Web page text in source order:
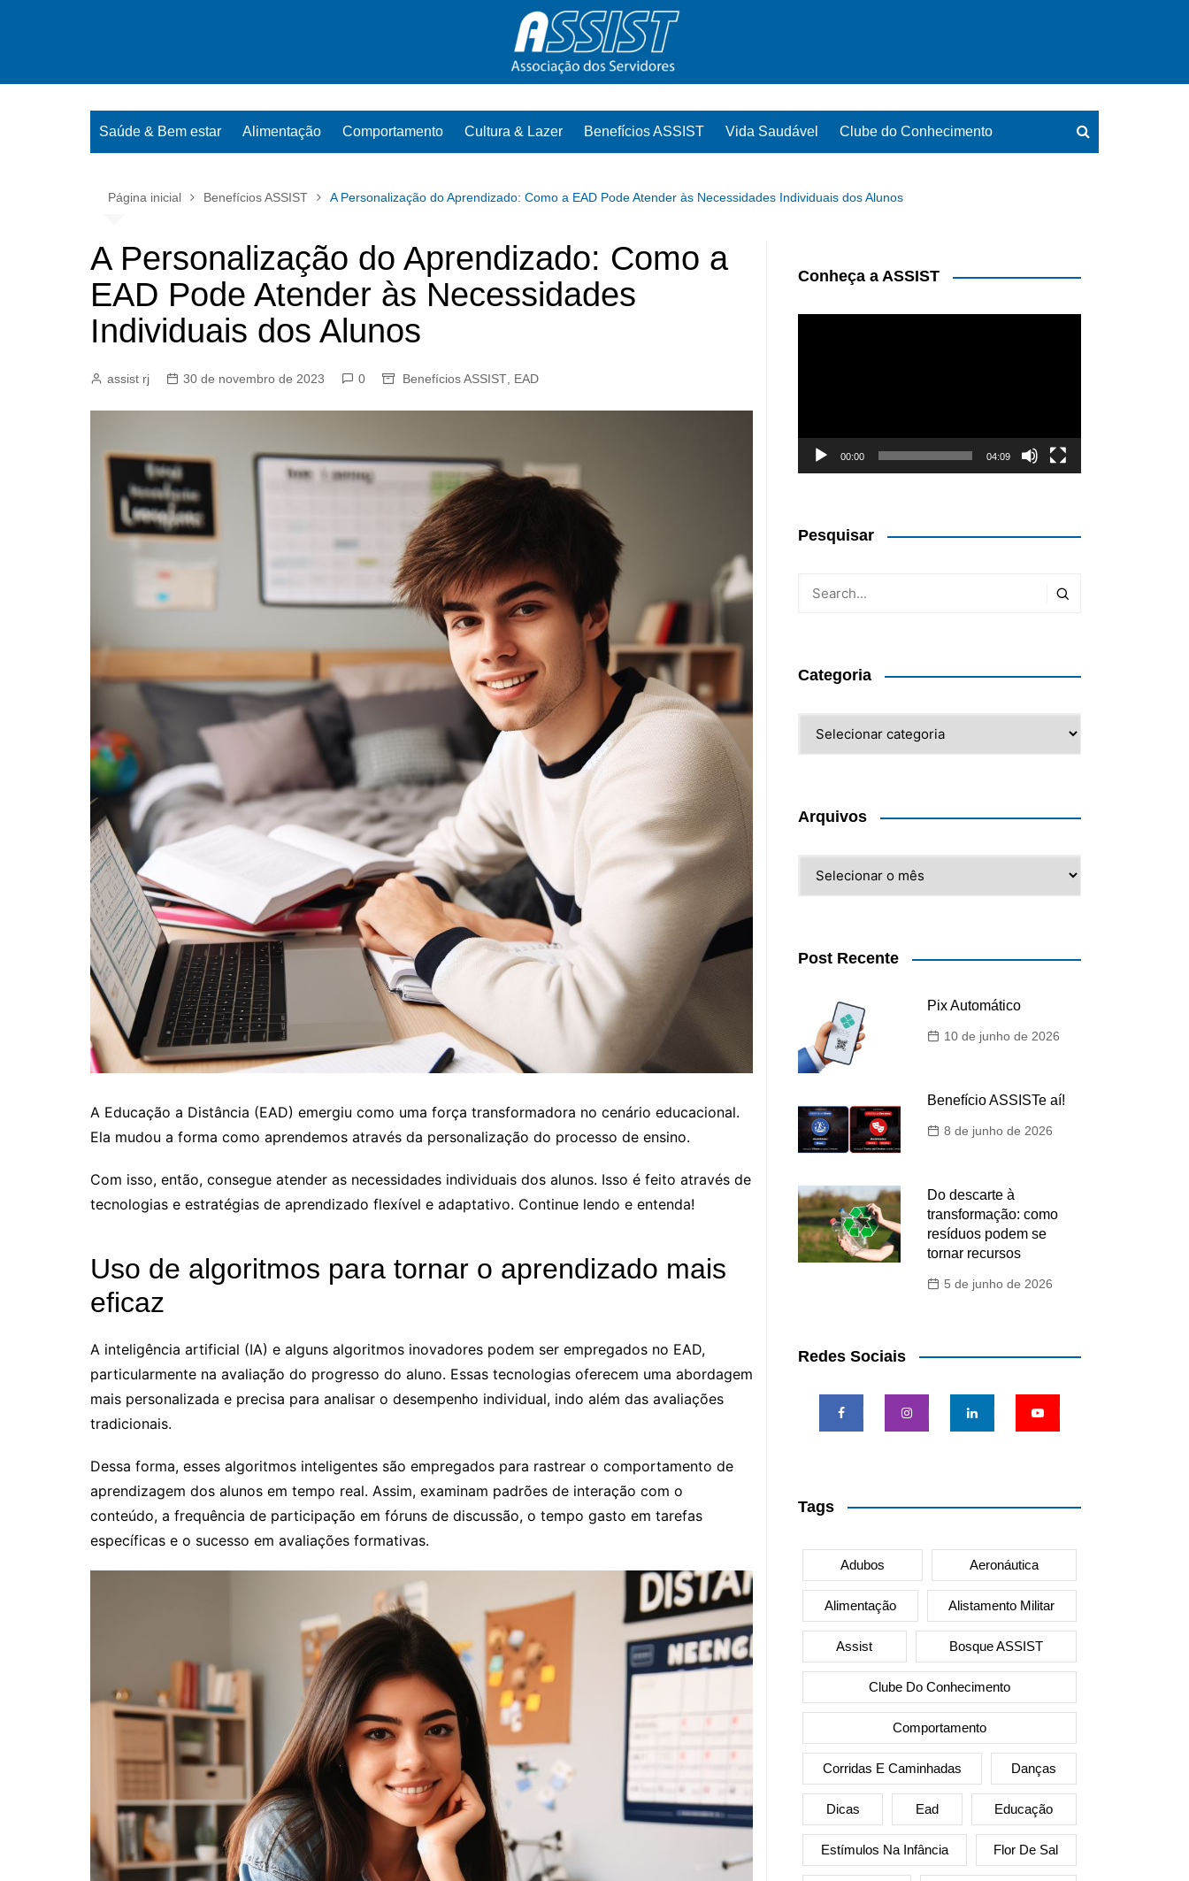
Saúde & Bem estar Alimentação Comportamento Cultura & Lazer Benefícios ASSIST Vida Saudável Clube do Conhecimento
Página inicial Benefícios ASSIST A Personalização do Aprendizado: Como a EAD Pode Atender às Necessidades Individuais dos Alunos
A Personalização do Aprendizado: Como a
EAD Pode Atender às Necessidades
Individuais dos Alunos
assist rj 30 de novembro de 2023 0 Benefícios ASSIST EAD
A Educação a Distância (EAD) emergiu como uma força transformadora no cenário educacional.
Ela mudou a forma como aprendemos através da personalização do processo de ensino.
Com isso, então, consegue atender as necessidades individuais dos alunos. Isso é feito através de
tecnologias e estratégias de aprendizado flexível e adaptativo. Continue lendo e entenda!
Uso de algoritmos para tornar o aprendizado mais
eficaz
A inteligência artificial (IA) e alguns algoritmos inovadores podem ser empregados no EAD,
particularmente na avaliação do progresso do aluno. Essas tecnologias oferecem uma abordagem
mais personalizada e precisa para analisar o desempenho individual, indo além das avaliações
tradicionais.
Dessa forma, esses algoritmos inteligentes são empregados para rastrear o comportamento de
aprendizagem dos alunos em tempo real. Assim, examinam padrões de interação com o
conteúdo, a frequência de participação em fóruns de discussão, o tempo gasto em tarefas
específicas e o sucesso em avaliações formativas.
Conheça a ASSIST
00:00 04:09
Pesquisar
Categoria
Arquivos
Post Recente
Pix Automático
10 de junho de 2026
Benefício ASSISTe aí!
8 de junho de 2026
Do descarte à
transformação: como
resíduos podem se
tornar recursos
5 de junho de 2026
Redes Sociais
Tags
Adubos Aeronáutica
Alimentação Alistamento Militar
Assist Bosque ASSIST
Clube Do Conhecimento
Comportamento
Corridas E Caminhadas Danças
Dicas Ead Educação
Estímulos Na Infância Flor De Sal